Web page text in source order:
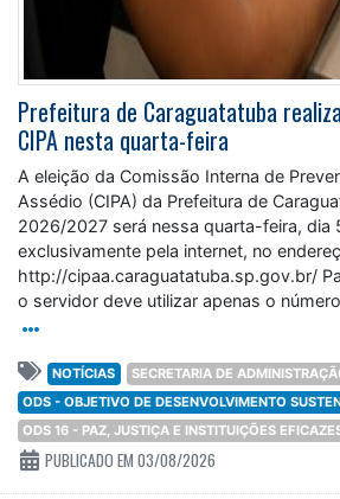
Prefeitura de Caraguatatuba
CIPA nesta quarta-feira
A eleição da Comissão Interna de
Assédio (CIPA) da Prefeitura de
2026/2027 será nessa quarta-feira, dia
exclusivamente pela internet, no
http://cipaa.caraguatatuba.sp.gov.br/
o servidor deve utilizar apenas o
NOTÍCIAS
SECRETARIA DE
ODS - OBJETIVO DE DESENVOLVIMENTO
ODS 16 - PAZ, JUSTIÇA E INSTITUIÇÕES
PUBLICADO EM 03/08/2026